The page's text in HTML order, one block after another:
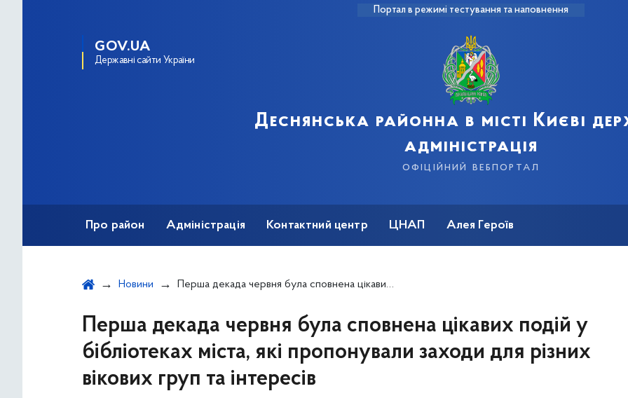
Портал в режимі тестування та наповнення
GOV.UA
Державні сайти України
Деснянська районна в місті Києві
адміністрація
офіційний вебпортал
Про район Адміністрація Контактний центр ЦНАП Алея Героїв
Новини Перша декада червня була сповнена цікавих подій у бібліотеках міста, які пропонували заходи для різних вікових груп та інтересів
Перша декада червня була сповнена цікавих подій у
бібліотеках міста, які пропонували заходи для різних
вікових груп та інтересів